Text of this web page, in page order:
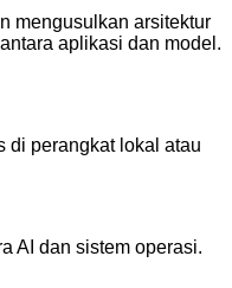
mengusulkan arsitektur
aplikasi dan model.
di perangkat lokal atau
AI dan sistem operasi.